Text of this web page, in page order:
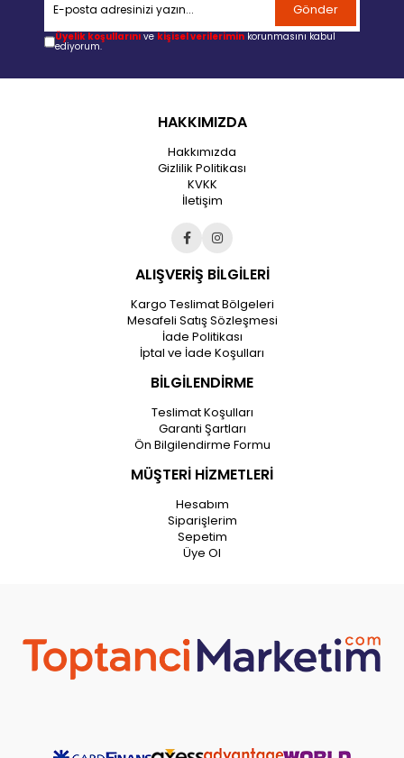
Gönder
Üyelik koşullarını ve kişisel verilerimin korunmasını kabul
ediyorum.
HAKKIMIZDA
Hakkımızda
Gizlilik Politikası
KVKK
İletişim
ALIŞVERİŞ BİLGİLERİ
Kargo Teslimat Bölgeleri
Mesafeli Satış Sözleşmesi
İade Politikası
İptal ve İade Koşulları
BİLGİLENDİRME
Teslimat Koşulları
Garanti Şartları
Ön Bilgilendirme Formu
MÜŞTERİ HİZMETLERİ
Hesabım
Siparişlerim
Sepetim
Üye Ol